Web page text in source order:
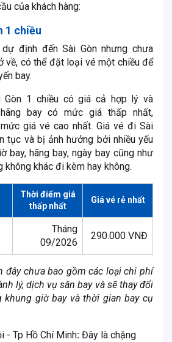
của khách hàng:
1 chiều
định đến Sài Gòn nhưng chưa
về, có thể đặt loại vé một chiều để
bay.
Gòn 1 chiều có giá cả hợp lý và
bay có mức giá thấp nhất,
giá vé cao nhất. Giá vé đi Sài
tục và bị ảnh hưởng bởi nhiều yếu
bay, hãng bay, ngày bay cũng như
không khác đi kèm hay không.
Thời điểm giá
thấp nhất
Giá vé rẻ nhất
Tháng
09/2026
290.000 VNĐ
đây chưa bao gồm các loại chi phí
lý, dịch vụ sân bay và sẽ thay đổi
giờ bay và thời gian bay cụ
- Tp Hồ Chí Minh: Đây là chặng